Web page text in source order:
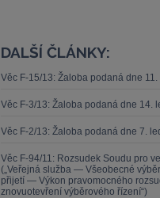
DALŠÍ ČLÁNKY:
Věc F-15/13: Žaloba podaná dne
Věc F-3/13: Žaloba podaná dne 14.
Věc F-2/13: Žaloba podaná dne 7.
Věc F-94/11: Rozsudek Soudu pro
(„Veřejná služba — Všeobecné
přijetí — Výkon pravomocného
znovuotevření výběrového řízení“)